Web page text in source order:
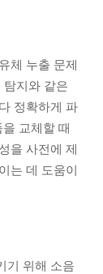
체 누출 문제
탐지와 같은
정확하게 파
교체할 때
을 사전에 제
는 데 도움이
기 위해 소음